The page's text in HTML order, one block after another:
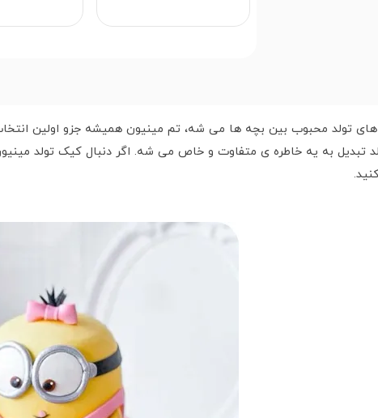
تولد محبوب بین بچه ها می شه، تم مینیون همیشه جزو اولین
تبدیل به یه خاطره ی متفاوت و خاص می شه. اگر دنبال کیک تولد